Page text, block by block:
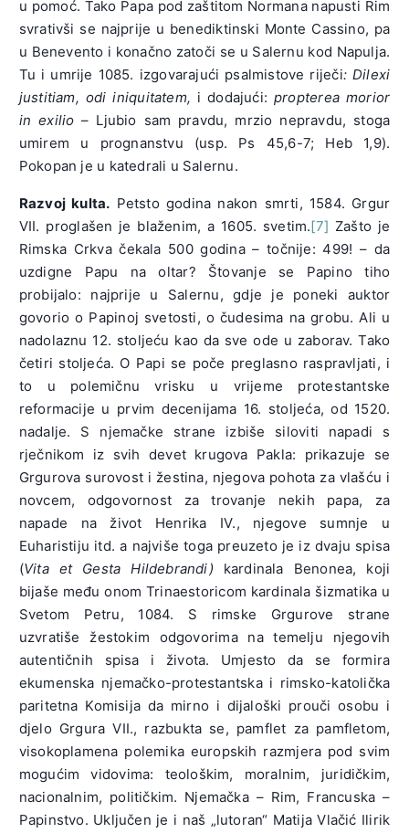
u pomoć. Tako Papa pod zaštitom Normana napusti Rim
svrativši se najprije u benediktinski Monte Cassino, pa
u Benevento i konačno zatoči se u Salernu kod Napulja.
Tu i umrije 1085. izgovarajući psalmistove riječi: Dilexi
justitiam, odi iniquitatem, i dodajući: propterea morior
in exilio – Ljubio sam pravdu, mrzio nepravdu, stoga
umirem u prognanstvu (usp. Ps 45,6-7; Heb 1,9).
Pokopan je u katedrali u Salernu.
Razvoj kulta. Petsto godina nakon smrti, 1584. Grgur
VII. proglašen je blaženim, a 1605. svetim.[7] Zašto je
Rimska Crkva čekala 500 godina – točnije: 499! – da
uzdigne Papu na oltar? Štovanje se Papino tiho
probijalo: najprije u Salernu, gdje je poneki auktor
govorio o Papinoj svetosti, o čudesima na grobu. Ali u
nadolaznu 12. stoljeću kao da sve ode u zaborav. Tako
četiri stoljeća. O Papi se poče preglasno raspravljati, i
to u polemičnu vrisku u vrijeme protestantske
reformacije u prvim decenijama 16. stoljeća, od 1520.
nadalje. S njemačke strane izbiše siloviti napadi s
rječnikom iz svih devet krugova Pakla: prikazuje se
Grgurova surovost i žestina, njegova pohota za vlašću i
novcem, odgovornost za trovanje nekih papa, za
napade na život Henrika IV., njegove sumnje u
Euharistiju itd. a najviše toga preuzeto je iz dvaju spisa
(Vita et Gesta Hildebrandi) kardinala Benonea, koji
bijaše među onom Trinaestoricom kardinala šizmatika u
Svetom Petru, 1084. S rimske Grgurove strane
uzvratiše žestokim odgovorima na temelju njegovih
autentičnih spisa i života. Umjesto da se formira
ekumenska njemačko-protestantska i rimsko-katolička
paritetna Komisija da mirno i dijaloški prouči osobu i
djelo Grgura VII., razbukta se, pamflet za pamfletom,
visokoplamena polemika europskih razmjera pod svim
mogućim vidovima: teološkim, moralnim, juridičkim,
nacionalnim, političkim. Njemačka – Rim, Francuska –
Papinstvo. Uključen je i naš „lutoran“ Matija Vlačić Ilirik